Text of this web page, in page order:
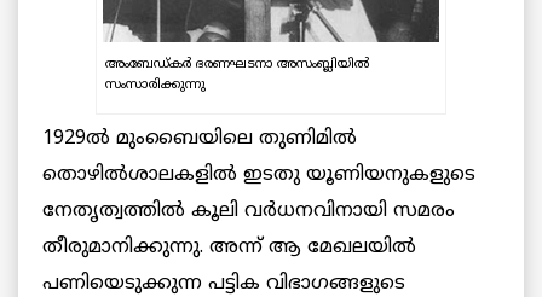
അംബേഡ്കർ ഭരണഘടനാ അസംബ്ലിയിൽ
സംസാരിക്കുന്നു
1929ല്‍ മുംബൈയിലെ തുണിമില്‍
തൊഴില്‍ശാലകളില്‍ ഇടതു യൂണിയനുകളുടെ
നേതൃത്വത്തില്‍ കൂലി വര്‍ധനവിനായി സമരം
തീരുമാനിക്കുന്നു. അന്ന് ആ മേഖലയില്‍
പണിയെടുക്കുന്ന പട്ടിക വിഭാഗങ്ങളുടെ